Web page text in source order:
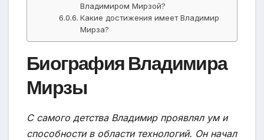
Владимиром Мирзой?
Какие достижения имеет Владимир
Мирза?
Биография Владимира
Мирзы
С самого детства Владимир проявлял ум и
способности в области технологий. Он начал